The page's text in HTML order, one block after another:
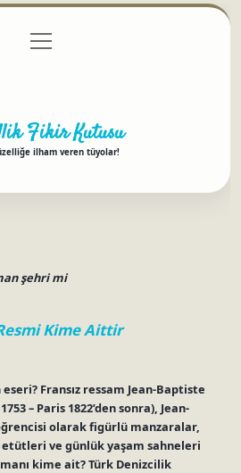
Gizlilik Politikası
menüyü
aç
Fikir Kutusu
ilham veren tüyolar!
şehri mi
Kime Aittir
Fransız ressam Jean-Baptiste
– Paris 1822’den sonra), Jean-
olarak figürlü manzaralar,
ve günlük yaşam sahneleri
kime ait? Türk Denizcilik